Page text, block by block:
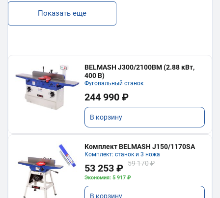
Показать еще
BELMASH J300/2100ВМ (2.88 кВт,
400 В)
Фуговальный станок
244 990 ₽
В корзину
Комплект BELMASH J150/1170SA
Комплект: станок и 3 ножа
53 253 ₽ 59 170 ₽
Экономия: 5 917 ₽
В корзину